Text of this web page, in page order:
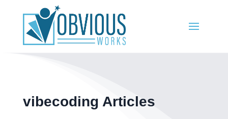
vibecoding Articles